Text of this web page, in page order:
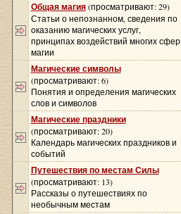
Общая магия (просматривают: 29)
Статьи о непознанном, сведения по
оказанию магических услуг,
принципах воздействий многих сфер
магии
Магические символы
(просматривают: 6)
Понятия и определения магических
слов и символов
Магические праздники
(просматривают: 20)
Календарь магических праздников и
событий
Путешествия по местам Силы
(просматривают: 13)
Рассказы о путешествиях по
необычным местам